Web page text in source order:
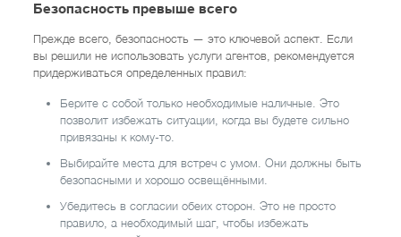
Безопасность превыше всего
Прежде всего, безопасность — это ключевой аспект. Если
вы решили не использовать услуги агентов, рекомендуется
придерживаться определенных правил:
Берите с собой только необходимые наличные. Это
позволит избежать ситуации, когда вы будете сильно
привязаны к кому-то.
Выбирайте места для встреч с умом. Они должны быть
безопасными и хорошо освещёнными.
Убедитесь в согласии обеих сторон. Это не просто
правило, а необходимый шаг, чтобы избежать